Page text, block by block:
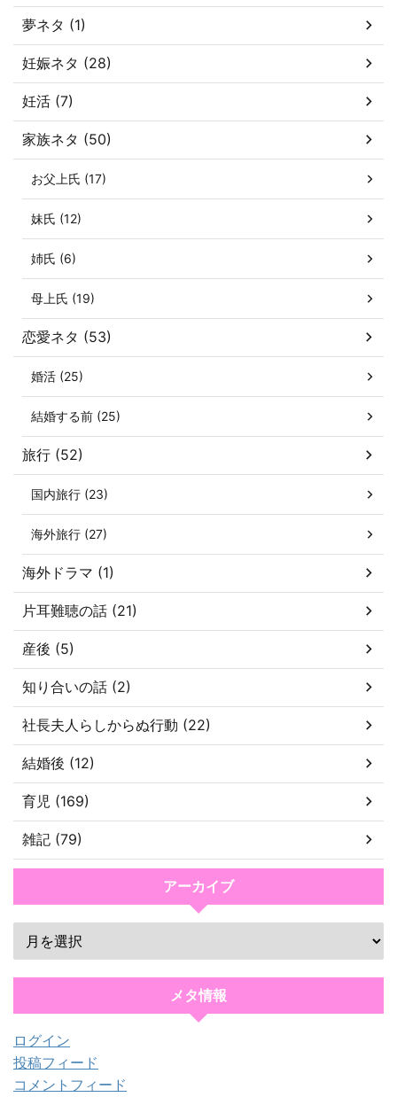
夢ネタ (1)
妊娠ネタ (28)
妊活 (7)
家族ネタ (50)
お父上氏 (17)
妹氏 (12)
姉氏 (6)
母上氏 (19)
恋愛ネタ (53)
婚活 (25)
結婚する前 (25)
旅行 (52)
国内旅行 (23)
海外旅行 (27)
海外ドラマ (1)
片耳難聴の話 (21)
産後 (5)
知り合いの話 (2)
社長夫人らしからぬ行動 (22)
結婚後 (12)
育児 (169)
雑記 (79)
アーカイブ
メタ情報
ログイン
投稿フィード
コメントフィード